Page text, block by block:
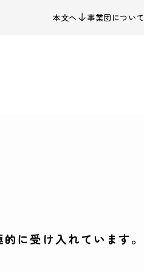
本文へ 事業団について
に受け入れています。